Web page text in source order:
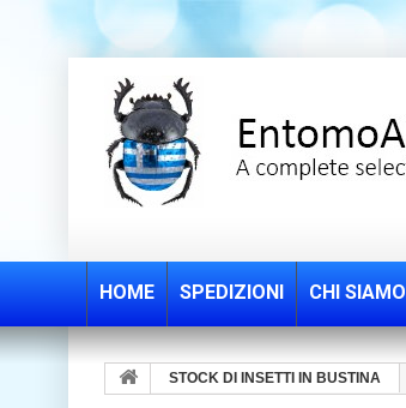
HOME SPEDIZIONI CHI SIAMO
STOCK DI INSETTI IN BUSTINA